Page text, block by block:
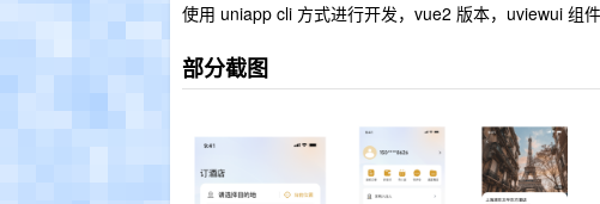
使用 uniapp cli 方式进行开发，vue2 版本，uviewui 组件
部分截图